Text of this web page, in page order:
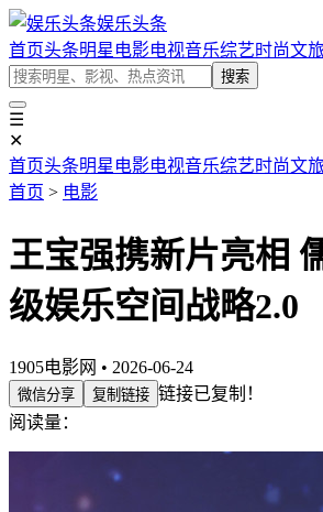
娱乐头条
首页头条明星 电影电视音乐综艺时尚文
搜索
☰
✕
首页头条明星 电影电视音乐综艺时尚文
首页 > 电影
王宝强携新片亮相
级娱乐空间战略2.0
1905电影网 • 2026-06-24
微信分享 复制链接 链接已复制！
阅读量：